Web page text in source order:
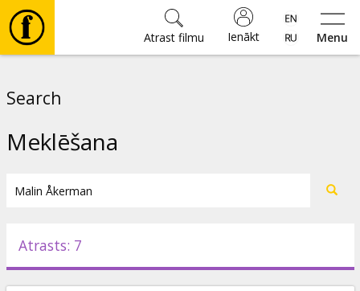
Menu
Ienākt
Atrast filmu
Pasākumi
Search
Meklēšana
Atrasts: 7